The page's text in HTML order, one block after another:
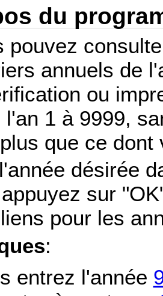
du
pouvez
annuels de
ou
l'an 1 à 9999,
que ce dont
désirée
sur
pour les
:
entrez l'année